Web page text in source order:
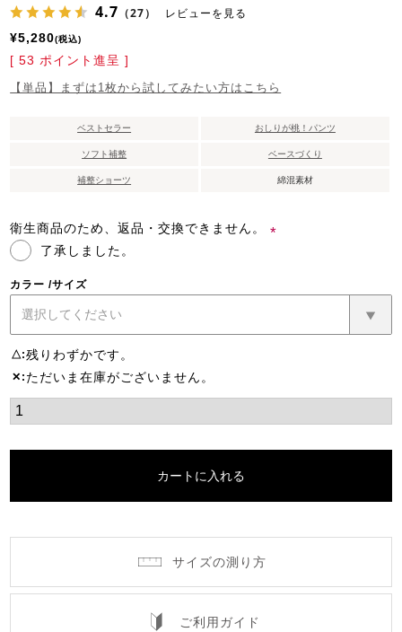
4.7 （27） レビューを見る
¥5,280 税込
[ 53 ポイント進呈 ]
【単品】まずは1枚から試してみたい方はこちら
ベストセラー おしりが桃！パンツ
ソフト補整 ベースづくり
補整ショーツ 綿混素材
衛生商品のため、返品・交換できません。
了承しました。
カラー サイズ
△ 残りわずかです。
✕ ただいま在庫がございません。
カートに入れる
サイズの測り方
ご利用ガイド